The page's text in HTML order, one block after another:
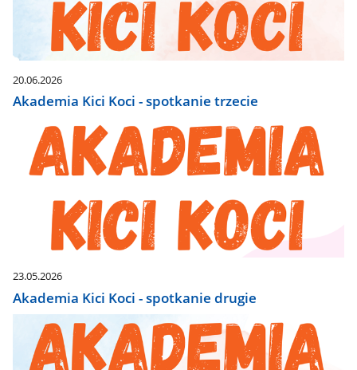
20.06.2026
Akademia Kici Koci - spotkanie trzecie
23.05.2026
Akademia Kici Koci - spotkanie drugie